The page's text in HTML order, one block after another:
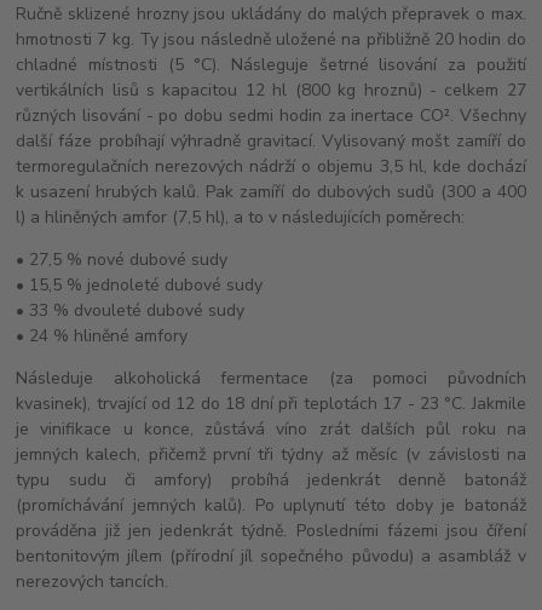
Ručně sklizené hrozny jsou ukládány do malých přepravek o max.
hmotnosti 7 kg. Ty jsou následně uložené na přibližně 20 hodin do
chladné místnosti (5 °C). Násleguje šetrné lisování za použití
vertikálních lisů s kapacitou 12 hl (800 kg hroznů) - celkem 27
různých lisování - po dobu sedmi hodin za inertace CO². Všechny
další fáze probíhají výhradně gravitací. Vylisovaný mošt zamíří do
termoregulačních nerezových nádrží o objemu 3,5 hl, kde dochází
k usazení hrubých kalů. Pak zamíří do dubových sudů (300 a 400
l) a hliněných amfor (7,5 hl), a to v následujících poměrech:
• 27,5 % nové dubové sudy
• 15,5 % jednoleté dubové sudy
• 33 % dvouleté dubové sudy
• 24 % hliněné amfory
Následuje alkoholická fermentace (za pomoci původních
kvasinek), trvající od 12 do 18 dní při teplotách 17 - 23 °C. Jakmile
je vinifikace u konce, zůstává víno zrát dalších půl roku na
jemných kalech, přičemž první tři týdny až měsíc (v závislosti na
typu sudu či amfory) probíhá jedenkrát denně batonáž
(promíchávání jemných kalů). Po uplynutí této doby je batonáž
prováděna již jen jedenkrát týdně. Posledními fázemi jsou číření
bentonitovým jílem (přírodní jíl sopečného původu) a asambláž v
nerezových tancích.